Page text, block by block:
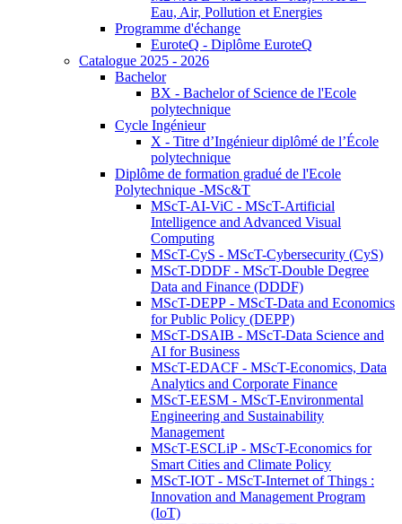
Eau, Air, Pollution et Energies
Programme d'échange
EuroteQ - Diplôme EuroteQ
Catalogue 2025 - 2026
Bachelor
BX - Bachelor of Science de l'Ecole
polytechnique
Cycle Ingénieur
X - Titre d’Ingénieur diplômé de l’École
polytechnique
Diplôme de formation gradué de l'Ecole
Polytechnique -MSc&T
MScT-AI-ViC - MScT-Artificial
Intelligence and Advanced Visual
Computing
MScT-CyS - MScT-Cybersecurity (CyS)
MScT-DDDF - MScT-Double Degree
Data and Finance (DDDF)
MScT-DEPP - MScT-Data and Economics
for Public Policy (DEPP)
MScT-DSAIB - MScT-Data Science and
AI for Business
MScT-EDACF - MScT-Economics, Data
Analytics and Corporate Finance
MScT-EESM - MScT-Environmental
Engineering and Sustainability
Management
MScT-ESCLiP - MScT-Economics for
Smart Cities and Climate Policy
MScT-IOT - MScT-Internet of Things :
Innovation and Management Program
(IoT)